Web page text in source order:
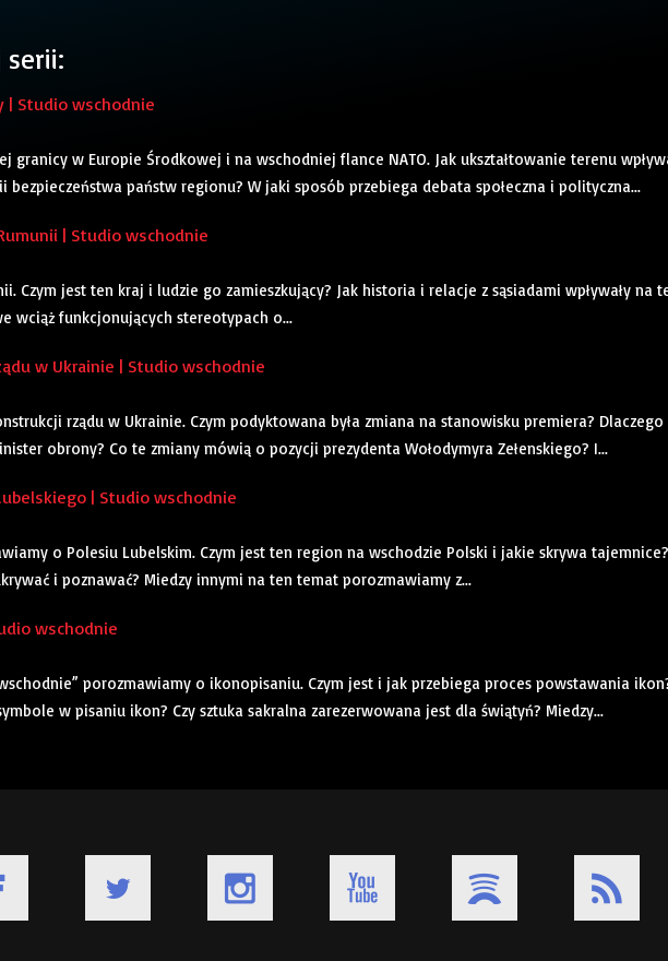
serii:
| Studio wschodnie
granicy w Europie Środkowej i na wschodniej flance NATO. Jak ukształtowanie terenu
państw regionu? W jaki sposób przebiega debata społeczna i polityczna...
| Studio wschodnie
Czym jest ten kraj i ludzie go zamieszkujący? Jak historia i relacje z sąsiadami wpływały na
wciąż funkcjonujących stereotypach o...
w Ukrainie | Studio wschodnie
rządu w Ukrainie. Czym podyktowana była zmiana na stanowisku premiera? Dlaczego
obrony? Co te zmiany mówią o pozycji prezydenta Wołodymyra Zełenskiego? I...
| Studio wschodnie
o Polesiu Lubelskim. Czym jest ten region na wschodzie Polski i jakie skrywa tajemnice?
i poznawać? Miedzy innymi na ten temat porozmawiamy z...
wschodnie
porozmawiamy o ikonopisaniu. Czym jest i jak przebiega proces powstawania
w pisaniu ikon? Czy sztuka sakralna zarezerwowana jest dla świątyń? Miedzy...